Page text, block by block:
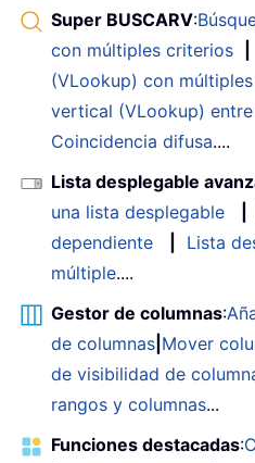
Super BUSCARV:
con múltiples criterios
(VLookup) con
vertical (VLookup)
Coincidencia difusa....
Lista desplegable
una lista desplegable
dependiente
Lista
múltiple....
Gestor de columnas:
de columnas Mover
de visibilidad de
rangos y columnas...
Funciones destacadas: